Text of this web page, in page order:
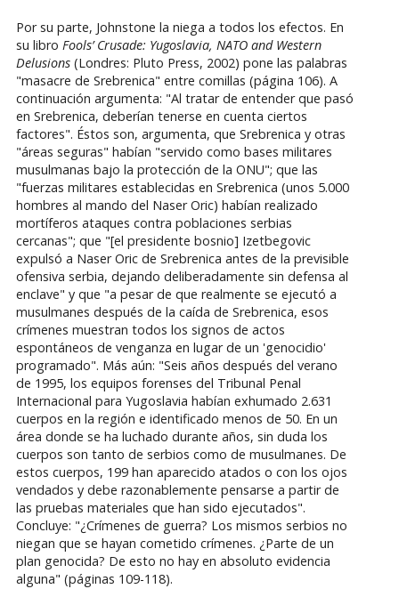
Por su parte, Johnstone la niega a todos los efectos. En
su libro Fools’ Crusade: Yugoslavia, NATO and Western
Delusions(Londres: Pluto Press, 2002) pone las palabras
"masacre de Srebrenica" entre comillas (página 106). A
continuación argumenta: "Al tratar de entender que pasó
en Srebrenica, deberían tenerse en cuenta ciertos
factores". Éstos son, argumenta, que Srebrenica y otras
"áreas seguras" habían "servido como bases militares
musulmanas bajo la protección de la ONU"; que las
"fuerzas militares establecidas en Srebrenica (unos 5.000
hombres al mando del Naser Oric) habían realizado
mortíferos ataques contra poblaciones serbias
cercanas"; que "[el presidente bosnio] Izetbegovic
expulsó a Naser Oric de Srebrenica antes de la previsible
ofensiva serbia, dejando deliberadamente sin defensa al
enclave" y que "a pesar de que realmente se ejecutó a
musulmanes después de la caída de Srebrenica, esos
crímenes muestran todos los signos de actos
espontáneos de venganza en lugar de un 'genocidio'
programado". Más aún: "Seis años después del verano
de 1995, los equipos forenses del Tribunal Penal
Internacional para Yugoslavia habían exhumado 2.631
cuerpos en la región e identificado menos de 50. En un
área donde se ha luchado durante años, sin duda los
cuerpos son tanto de serbios como de musulmanes. De
estos cuerpos, 199 han aparecido atados o con los ojos
vendados y debe razonablemente pensarse a partir de
las pruebas materiales que han sido ejecutados".
Concluye: "¿Crímenes de guerra? Los mismos serbios no
niegan que se hayan cometido crímenes. ¿Parte de un
plan genocida? De esto no hay en absoluto evidencia
alguna" (páginas 109-118).